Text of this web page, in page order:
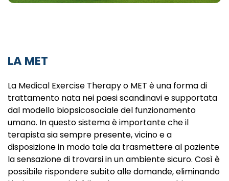
LA MET
La Medical Exercise Therapy o MET è una forma di
trattamento nata nei paesi scandinavi e supportata
dal modello biopsicosociale del funzionamento
umano. In questo sistema è importante che il
terapista sia sempre presente, vicino e a
disposizione in modo tale da trasmettere al paziente
la sensazione di trovarsi in un ambiente sicuro. Così è
possibile rispondere subito alle domande, eliminando